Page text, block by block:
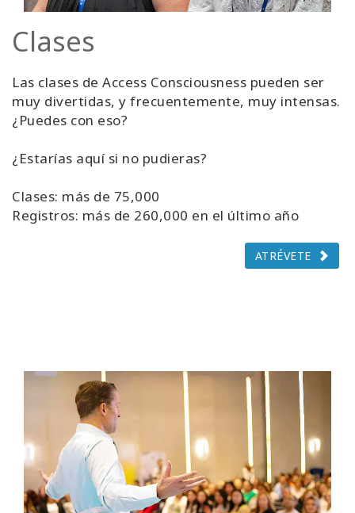
Clases
Las clases de Access Consciousness pueden ser
muy divertidas, y frecuentemente, muy intensas.
¿Puedes con eso?
¿Estarías aquí si no pudieras?
Clases: más de 75,000
Registros: más de 260,000 en el último año
ATRÉVETE